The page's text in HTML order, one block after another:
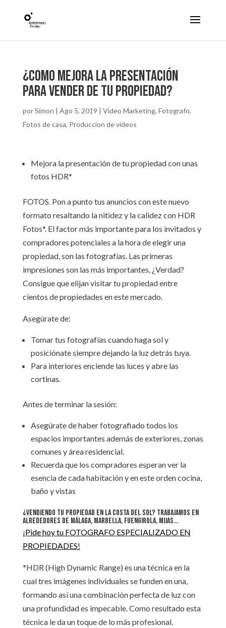
¿Como mejora la presentación
para vender de tu propiedad?
porSimon | Ago 5, 2019 | Video Marketing, Fotografo,
Fotos de casa, Produccion de videos
Mejora la presentación de tu propiedad con unas
fotos HDR*
FOTOS. Pon a punto tus anuncios con este nuevo
formato resaltando la nitidez y la calidez con HDR
Fotos*. El factor más importante para los invitados y
compradores potenciales a la hora de elegir una
propiedad, son las fotografías. Las primeras
impresiones son las más importantes, ¿Verdad?
Consigue que elijan visitar tu propiedad entre
cientos de propiedades en este mercado.
Asegúrate de:
Tomar tus fotografías cuando haga sol y
posiciónate siempre dejando la luz detrás tuya.
Para interiores enciende las luces y abre las
cortinas.
Antes de terminar la sesión:
Asegúrate de haber fotografiado todos los
espacios importantes además de exteriores, zonas
comunes y área residencial.
Recuerda que los compradores esperan ver la
esencia de cada habitación y en este orden cocina,
baño y vistas
¿Vendiendo tu propiedad en la Costa del Sol? Trabajamos en
alrededores de Málaga, Marbella, Fuengirola, Mijas…
¡Pide hoy tu FOTOGRAFO ESPECIALIZADO EN
PROPIEDADES!
*HDR (High Dynamic Range) es una técnica en la
cual tres imágenes individuales se funden en una,
formando así una combinación perfecta de luz con
una profundidad es impecable. Como resultado esta
técnica le da un toque de lo más profesional.